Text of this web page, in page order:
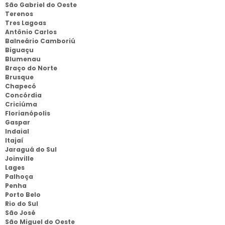
São Gabriel do Oeste
Terenos
Tres Lagoas
Antônio Carlos
Balneário Camboriú
Biguaçu
Blumenau
Braço do Norte
Brusque
Chapecó
Concórdia
Criciúma
Florianópolis
Gaspar
Indaial
Itajaí
Jaraguá do Sul
Joinville
Lages
Palhoça
Penha
Porto Belo
Rio do Sul
São José
São Miguel do Oeste